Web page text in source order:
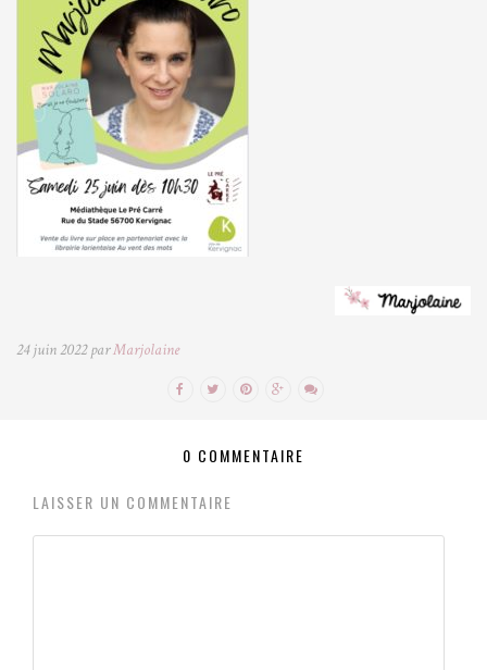
24 juin 2022 parMarjolaine
0 COMMENTAIRE
LAISSER UN COMMENTAIRE